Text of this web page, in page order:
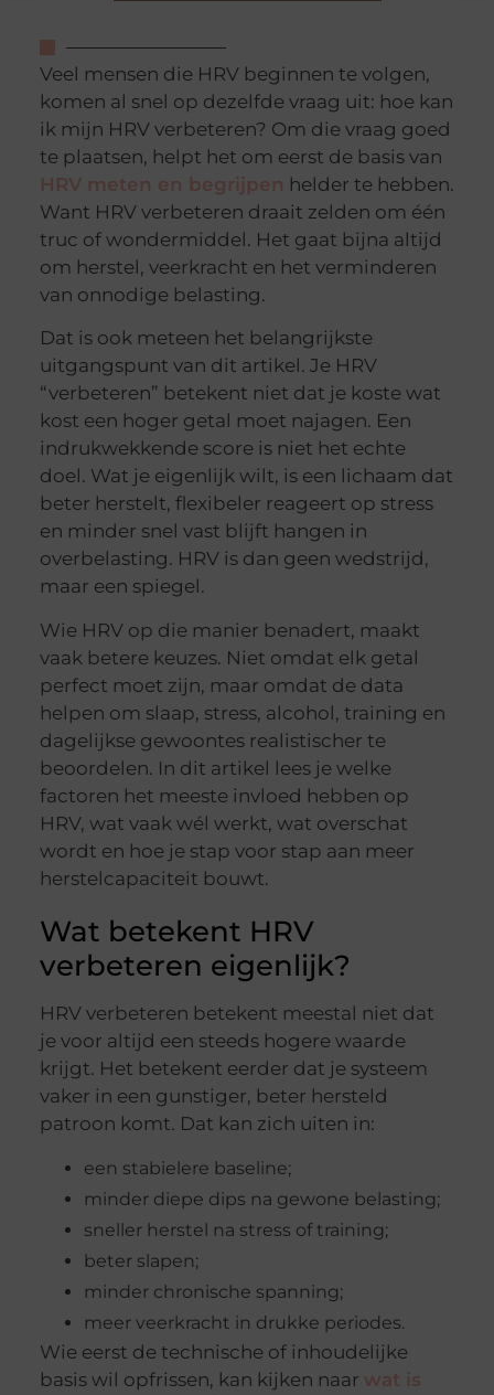
Veel mensen die HRV beginnen te volgen,
komen al snel op dezelfde vraag uit: hoe kan
ik mijn HRV verbeteren? Om die vraag goed
te plaatsen, helpt het om eerst de basis van
HRV meten en begrijpen helder te hebben.
Want HRV verbeteren draait zelden om één
truc of wondermiddel. Het gaat bijna altijd
om herstel, veerkracht en het verminderen
van onnodige belasting.
Dat is ook meteen het belangrijkste
uitgangspunt van dit artikel. Je HRV
“verbeteren” betekent niet dat je koste wat
kost een hoger getal moet najagen. Een
indrukwekkende score is niet het echte
doel. Wat je eigenlijk wilt, is een lichaam dat
beter herstelt, flexibeler reageert op stress
en minder snel vast blijft hangen in
overbelasting. HRV is dan geen wedstrijd,
maar een spiegel.
Wie HRV op die manier benadert, maakt
vaak betere keuzes. Niet omdat elk getal
perfect moet zijn, maar omdat de data
helpen om slaap, stress, alcohol, training en
dagelijkse gewoontes realistischer te
beoordelen. In dit artikel lees je welke
factoren het meeste invloed hebben op
HRV, wat vaak wél werkt, wat overschat
wordt en hoe je stap voor stap aan meer
herstelcapaciteit bouwt.
Wat betekent HRV
verbeteren eigenlijk?
HRV verbeteren betekent meestal niet dat
je voor altijd een steeds hogere waarde
krijgt. Het betekent eerder dat je systeem
vaker in een gunstiger, beter hersteld
patroon komt. Dat kan zich uiten in:
een stabielere baseline;
minder diepe dips na gewone belasting;
sneller herstel na stress of training;
beter slapen;
minder chronische spanning;
meer veerkracht in drukke periodes.
Wie eerst de technische of inhoudelijke
basis wil opfrissen, kan kijken naar wat is